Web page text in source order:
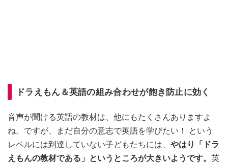
ドラえもん＆英語の組み合わせが飽き防止に効く
音声が聞ける英語の教材は、他にもたくさんありますよ
ね。ですが、まだ自分の意志で英語を学びたい！ という
レベルには到達していない子どもたちには、 やはり「ドラ
えもんの教材である」というところが大きいようです。 英